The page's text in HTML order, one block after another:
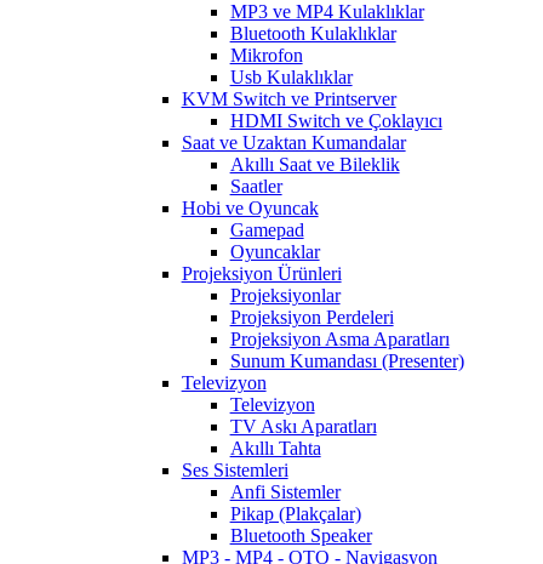
MP3 ve MP4 Kulaklıklar
Bluetooth Kulaklıklar
Mikrofon
Usb Kulaklıklar
KVM Switch ve Printserver
HDMI Switch ve Çoklayıcı
Saat ve Uzaktan Kumandalar
Akıllı Saat ve Bileklik
Saatler
Hobi ve Oyuncak
Gamepad
Oyuncaklar
Projeksiyon Ürünleri
Projeksiyonlar
Projeksiyon Perdeleri
Projeksiyon Asma Aparatları
Sunum Kumandası (Presenter)
Televizyon
Televizyon
TV Askı Aparatları
Akıllı Tahta
Ses Sistemleri
Anfi Sistemler
Pikap (Plakçalar)
Bluetooth Speaker
MP3 - MP4 - OTO - Navigasyon